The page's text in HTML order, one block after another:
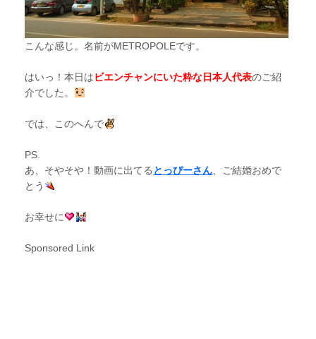
こんな感じ。名前がMETROPOLEです。
はいっ！本日はビエンチャンにいた粋な日本人代表のご紹
介でした。
では、このへんで
PS.
あ、そやそや！動画に出てる とっぴーさん、ご結婚おめで
とう
お幸せに
Sponsored Link